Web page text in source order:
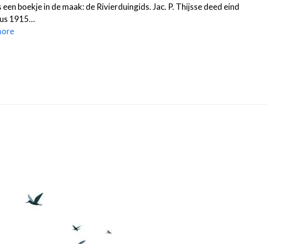
boekje in de maak: de Rivierduingids. Jac. P. Thijsse deed eind
1915…